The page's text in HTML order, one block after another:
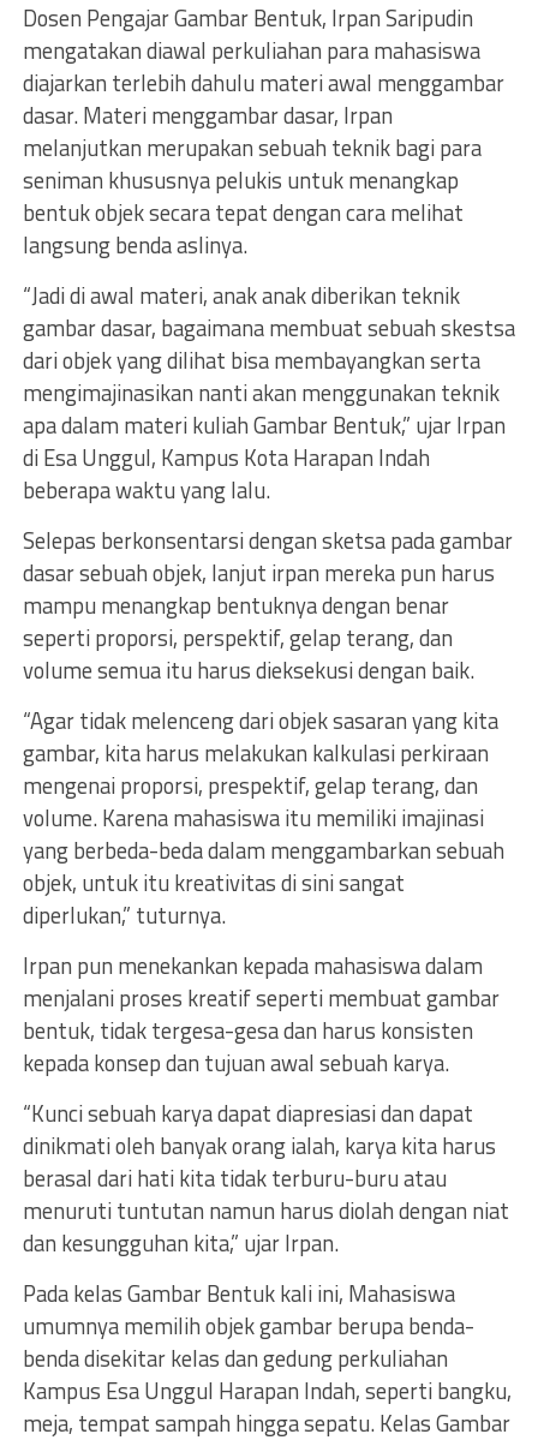
Dosen Pengajar Gambar Bentuk, Irpan Saripudin
mengatakan diawal perkuliahan para mahasiswa
diajarkan terlebih dahulu materi awal menggambar
dasar. Materi menggambar dasar, Irpan
melanjutkan merupakan sebuah teknik bagi para
seniman khususnya pelukis untuk menangkap
bentuk objek secara tepat dengan cara melihat
langsung benda aslinya.
“Jadi di awal materi, anak anak diberikan teknik
gambar dasar, bagaimana membuat sebuah skestsa
dari objek yang dilihat bisa membayangkan serta
mengimajinasikan nanti akan menggunakan teknik
apa dalam materi kuliah Gambar Bentuk,” ujar Irpan
di Esa Unggul, Kampus Kota Harapan Indah
beberapa waktu yang lalu.
Selepas berkonsentarsi dengan sketsa pada gambar
dasar sebuah objek, lanjut irpan mereka pun harus
mampu menangkap bentuknya dengan benar
seperti proporsi, perspektif, gelap terang, dan
volume semua itu harus dieksekusi dengan baik.
“Agar tidak melenceng dari objek sasaran yang kita
gambar, kita harus melakukan kalkulasi perkiraan
mengenai proporsi, prespektif, gelap terang, dan
volume. Karena mahasiswa itu memiliki imajinasi
yang berbeda-beda dalam menggambarkan sebuah
objek, untuk itu kreativitas di sini sangat
diperlukan,” tuturnya.
Irpan pun menekankan kepada mahasiswa dalam
menjalani proses kreatif seperti membuat gambar
bentuk, tidak tergesa-gesa dan harus konsisten
kepada konsep dan tujuan awal sebuah karya.
“Kunci sebuah karya dapat diapresiasi dan dapat
dinikmati oleh banyak orang ialah, karya kita harus
berasal dari hati kita tidak terburu-buru atau
menuruti tuntutan namun harus diolah dengan niat
dan kesungguhan kita,” ujar Irpan.
Pada kelas Gambar Bentuk kali ini, Mahasiswa
umumnya memilih objek gambar berupa benda-
benda disekitar kelas dan gedung perkuliahan
Kampus Esa Unggul Harapan Indah, seperti bangku,
meja, tempat sampah hingga sepatu. Kelas Gambar